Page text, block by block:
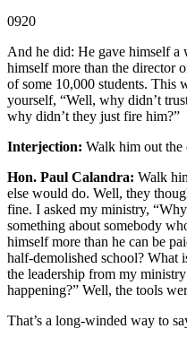
0920
And he did: He gave himself a
himself more than the director
of some 10,000 students. This
yourself, “Well, why didn’t
why didn’t they just fire him?”
Interjection: Walk him out the
Hon. Paul Calandra: Walk
else would do. Well, they
fine. I asked my ministry,
something about somebody
himself more than he can be
half-demolished school? What
the leadership from my
happening?” Well, the tools
That’s a long-winded way to